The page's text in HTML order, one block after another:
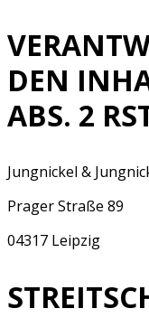
DEN
ABS. 2
Jungnickel &
Prager Straße 89
04317 Leipzig